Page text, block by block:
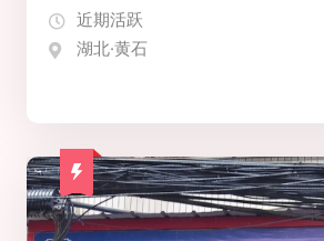
近期活跃
湖北·黄石